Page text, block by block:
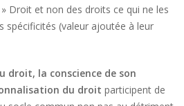
Droit et non des droits ce qui ne les
spécificités (valeur ajoutée à leur
droit, la conscience de son
du droit participent de